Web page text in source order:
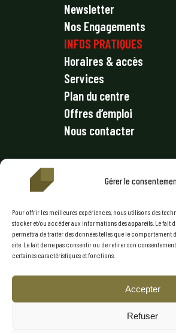
Gérer le
Pour offrir les meilleures expériences, nous utilisons des
stocker et/ou accéder aux informations des appareils. Le fait
permettra de traiter des données telles que le comportement
site. Le fait de ne pas consentir ou de retirer son
certaines caractéristiques et fonctions.
Accepter
Refuser
Newsletter
Nos Engagements
INFOS PRATIQUES
Horaires & accès
Services
Plan du centre
Offres d’emploi
Nous contacter
Politique de
Politique de cookies (UE)
RESTEZ CONNECTÉ